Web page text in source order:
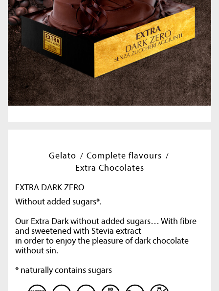
Gelato
Complete flavours
Extra Chocolates
EXTRA DARK ZERO
Without added sugars*.
Our Extra Dark without added sugars… With fibre
and sweetened with Stevia extract
in order to enjoy the pleasure of dark chocolate
without sin.
* naturally contains sugars